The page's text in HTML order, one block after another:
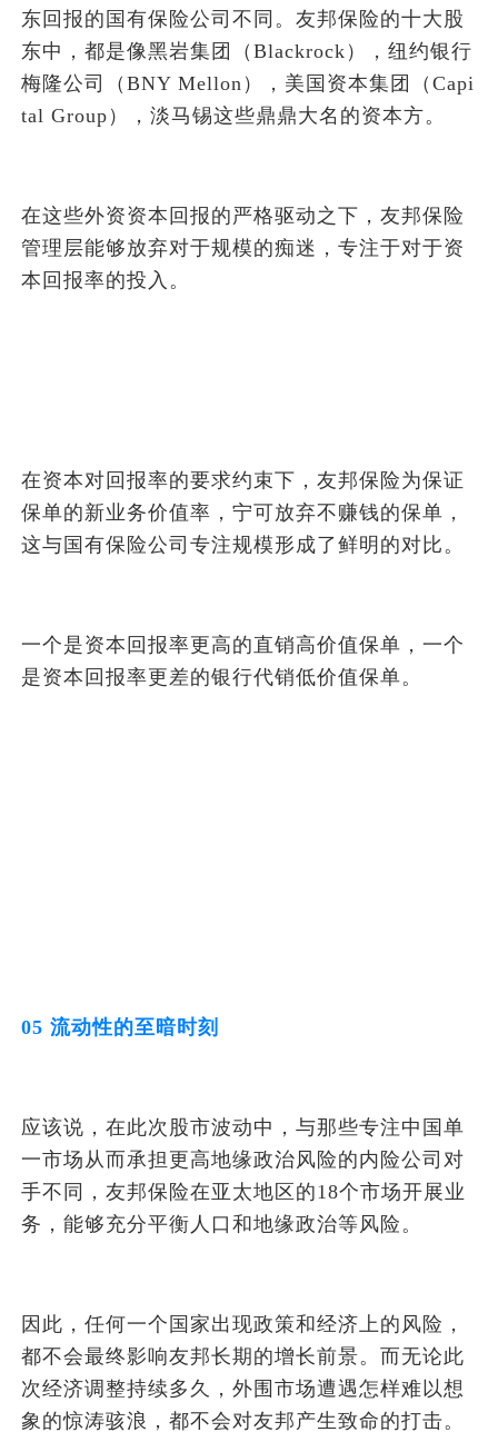
东回报的国有保险公司不同。友邦保险的十大股
东中，都是像黑岩集团（Blackrock），纽约银行
梅隆公司（BNY Mellon），美国资本集团（Capi
tal Group），淡马锡这些鼎鼎大名的资本方。
在这些外资资本回报的严格驱动之下，友邦保险
管理层能够放弃对于规模的痴迷，专注于对于资
本回报率的投入。
在资本对回报率的要求约束下，友邦保险为保证
保单的新业务价值率，宁可放弃不赚钱的保单，
这与国有保险公司专注规模形成了鲜明的对比。
一个是资本回报率更高的直销高价值保单，一个
是资本回报率更差的银行代销低价值保单。
05 流动性的至暗时刻
应该说，在此次股市波动中，与那些专注中国单
一市场从而承担更高地缘政治风险的内险公司对
手不同，友邦保险在亚太地区的18个市场开展业
务，能够充分平衡人口和地缘政治等风险。
因此，任何一个国家出现政策和经济上的风险，
都不会最终影响友邦长期的增长前景。而无论此
次经济调整持续多久，外围市场遭遇怎样难以想
象的惊涛骇浪，都不会对友邦产生致命的打击。